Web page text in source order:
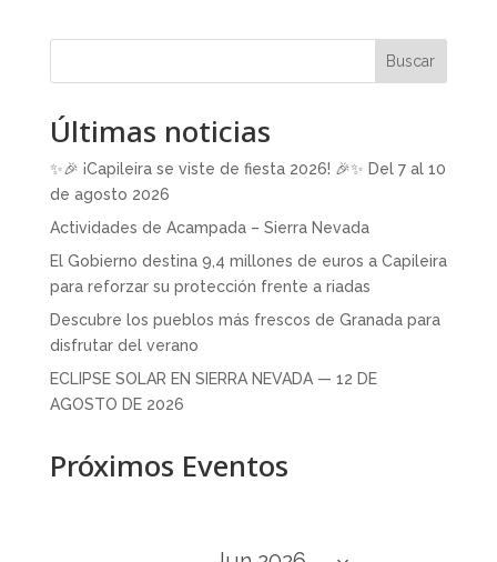
Buscar
Últimas noticias
✨🎉 ¡Capileira se viste de fiesta 2026! 🎉✨ Del 7 al 10
de agosto 2026
Actividades de Acampada – Sierra Nevada
El Gobierno destina 9,4 millones de euros a Capileira
para reforzar su protección frente a riadas
Descubre los pueblos más frescos de Granada para
disfrutar del verano
ECLIPSE SOLAR EN SIERRA NEVADA — 12 DE
AGOSTO DE 2026
Próximos Eventos